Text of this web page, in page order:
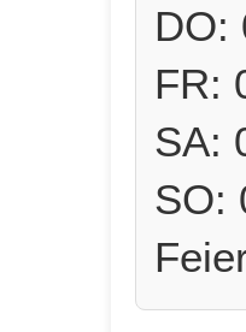
DO:
FR:
SA:
SO: